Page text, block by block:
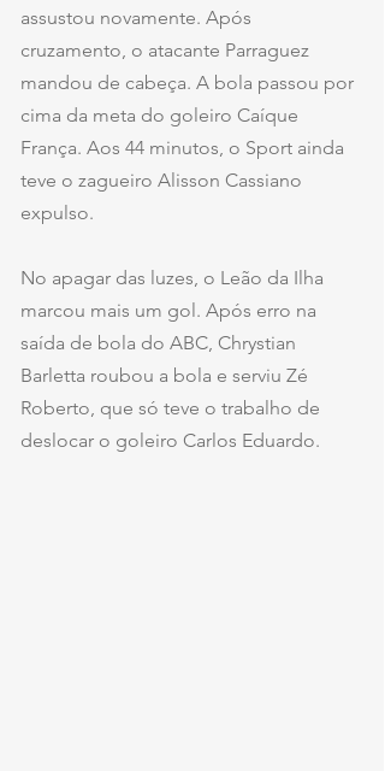
assustou novamente. Após
cruzamento, o atacante Parraguez
mandou de cabeça. A bola passou por
cima da meta do goleiro Caíque
França. Aos 44 minutos, o Sport ainda
teve o zagueiro Alisson Cassiano
expulso.
No apagar das luzes, o Leão da Ilha
marcou mais um gol. Após erro na
saída de bola do ABC, Chrystian
Barletta roubou a bola e serviu Zé
Roberto, que só teve o trabalho de
deslocar o goleiro Carlos Eduardo.